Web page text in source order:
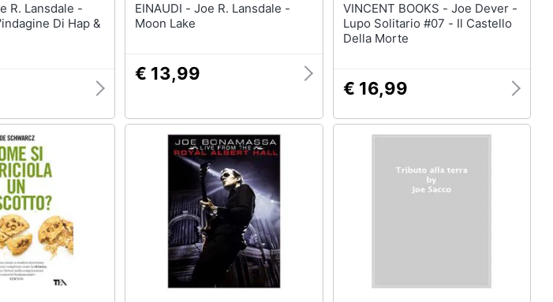
Di Hap &
EINAUDI - Joe R. Lansdale -
Moon Lake
€ 13,99
VINCENT BOOKS - Joe Dever -
Lupo Solitario #07 - Il Castello
Della Morte
€ 16,99